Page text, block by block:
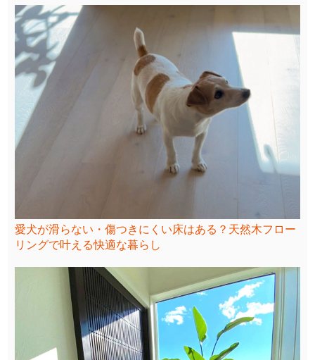
愛犬が滑らない・傷つきにくい床はある？天然木フロー
リングで叶える快適な暮らし